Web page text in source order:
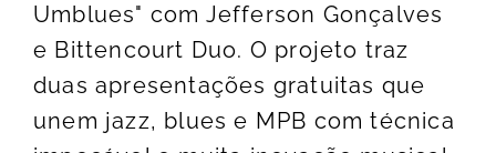
Umblues" com Jefferson Gonçalves
e Bittencourt Duo. O projeto traz
duas apresentações gratuitas que
unem jazz, blues e MPB com técnica